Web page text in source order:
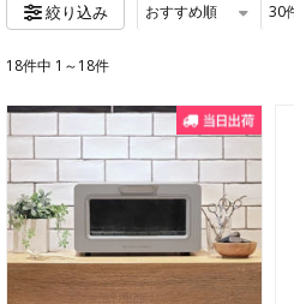
絞り込み おすすめ順 30
18件中 1～18件